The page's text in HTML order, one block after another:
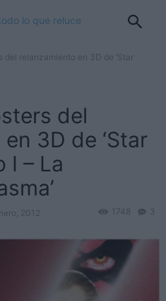
del relanzamiento en 3D de ‘Star
del
3D de ‘Star
I – La
2012 3
1748